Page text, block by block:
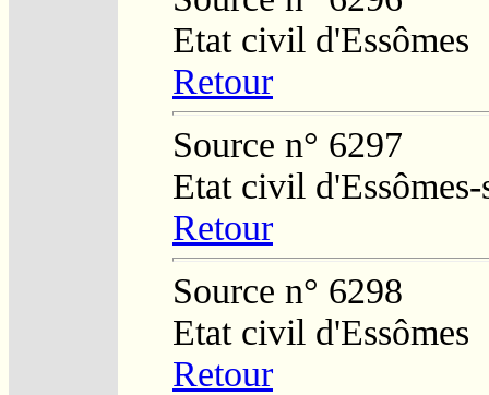
Etat civil d'Essômes
Retour
Source n° 6297
Etat civil
Retour
Source n° 6298
Etat civil d'Essômes
Retour